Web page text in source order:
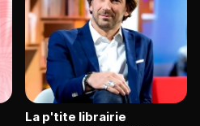
La p'tite librairie